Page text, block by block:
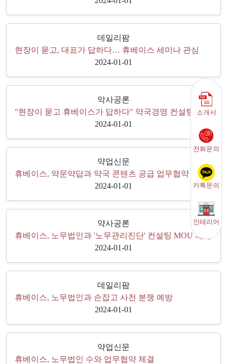
데일리팜
현장이 묻고, 대표가 답하다… 휴베이스 세미나 관심
2024-01-01
악사공론
"현장이 묻고 휴베이스가 답하다" 약국경영 컨설팅 개최
2024-01-01
약업신문
휴베이스, 약문약답과 약국 콘텐츠 공급 업무협약
2024-01-01
약사공론
휴베이스, 노무법인과 '노무관리진단' 컨설팅 MOU 체결
2024-01-01
데일리팜
휴베이스, 노무법인과 손잡고 사전 분쟁 예방
2024-01-01
약업신문
휴베이스, 노무법인 수와 업무협약 체결
소개서
전화문의
카톡문의
인테리어